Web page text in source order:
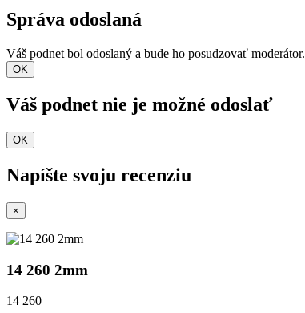
Správa odoslaná
Váš podnet bol odoslaný a bude ho posudzovať moderátor.
OK
Váš podnet nie je možné odoslať
OK
Napíšte svoju recenziu
×
14 260 2mm
14 260